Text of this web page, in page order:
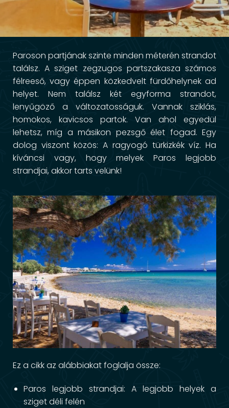
Paroson partjának szinte minden méterén strandot
találsz. A sziget zegzugos partszakasza számos
félreeső, vagy éppen közkedvelt fürdőhelynek ad
helyet. Nem találsz két egyforma strandot,
lenyűgöző a változatosságuk. Vannak sziklás,
homokos, kavicsos partok. Van ahol egyedül
lehetsz, míg a másikon pezsgő élet fogad. Egy
dolog viszont közös: A ragyogó türkizkék víz. Ha
kíváncsi vagy, hogy melyek Paros legjobb
strandjai, akkor tarts velünk!
Ez a cikk az alábbiakat foglalja össze:
Paros legjobb strandjai: A legjobb helyek a
sziget déli felén